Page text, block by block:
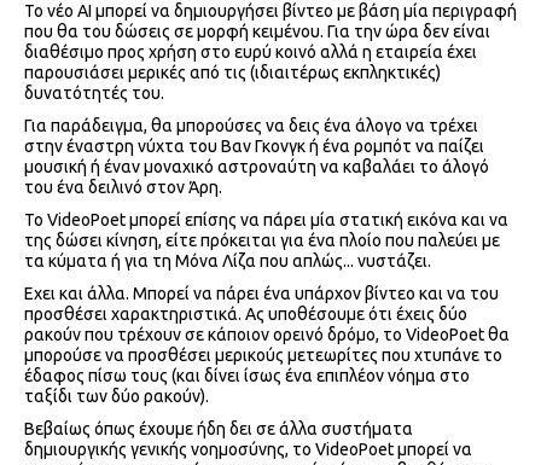
Το νέο ΑΙ μπορεί να δημιουργήσει βίντεο με βάση μία περιγραφή
που θα του δώσεις σε μορφή κειμένου. Για την ώρα δεν είναι
διαθέσιμο προς χρήση στο ευρύ κοινό αλλά η εταιρεία έχει
παρουσιάσει μερικές από τις (ιδιαιτέρως εκπληκτικές)
δυνατότητές του.
Για παράδειγμα, θα μπορούσες να δεις ένα άλογο να τρέχει
στην έναστρη νύχτα του Βαν Γκονγκ ή ένα ρομπότ να παίζει
μουσική ή έναν μοναχικό αστροναύτη να καβαλάει το άλογό
του ένα δειλινό στον Άρη.
Το VideoPoet μπορεί επίσης να πάρει μία στατική εικόνα και να
της δώσει κίνηση, είτε πρόκειται για ένα πλοίο που παλεύει με
τα κύματα ή για τη Μόνα Λίζα που απλώς... νυστάζει.
Εχει και άλλα. Μπορεί να πάρει ένα υπάρχον βίντεο και να του
προσθέσει χαρακτηριστικά. Ας υποθέσουμε ότι έχεις δύο
ρακούν που τρέχουν σε κάποιον ορεινό δρόμο, το VideoPoet θα
μπορούσε να προσθέσει μερικούς μετεωρίτες που χτυπάνε το
έδαφος πίσω τους (και δίνει ίσως ένα επιπλέον νόημα στο
ταξίδι των δύο ρακούν).
Βεβαίως όπως έχουμε ήδη δει σε άλλα συστήματα
δημιουργικής γενικής νοημοσύνης, το VideoPoet μπορεί να